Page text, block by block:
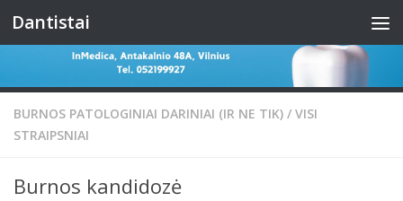
Skip to content
Dantistai
BURNOS PATOLOGINIAI DARINIAI (IR NE TIK) / VISI
STRAIPSNIAI
Burnos kandidozė